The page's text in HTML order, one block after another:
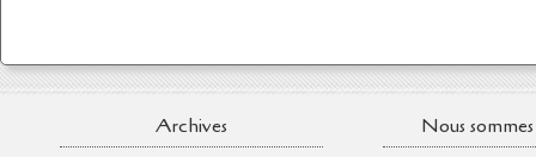
Archives Nous